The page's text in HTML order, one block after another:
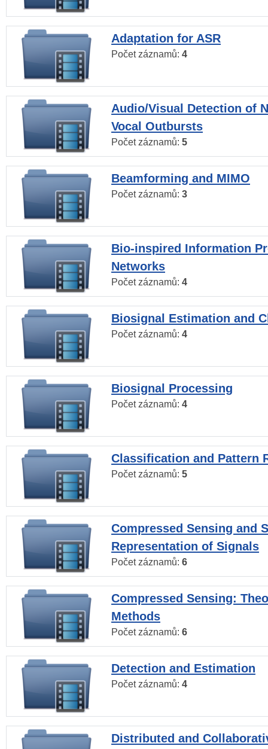
Adaptation for ASR
Počet záznamů: 4
Audio/Visual Detection of
Vocal Outbursts
Počet záznamů: 5
Beamforming and MIMO
Počet záznamů: 3
Bio-inspired Information
Networks
Počet záznamů: 4
Biosignal Estimation and
Počet záznamů: 4
Biosignal Processing
Počet záznamů: 4
Classification and Pattern
Počet záznamů: 5
Compressed Sensing and
Representation of Signals
Počet záznamů: 6
Compressed Sensing:
Methods
Počet záznamů: 6
Detection and Estimation
Počet záznamů: 4
Distributed and